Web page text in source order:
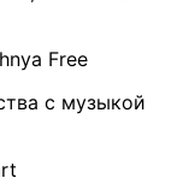
Free
с музыкой